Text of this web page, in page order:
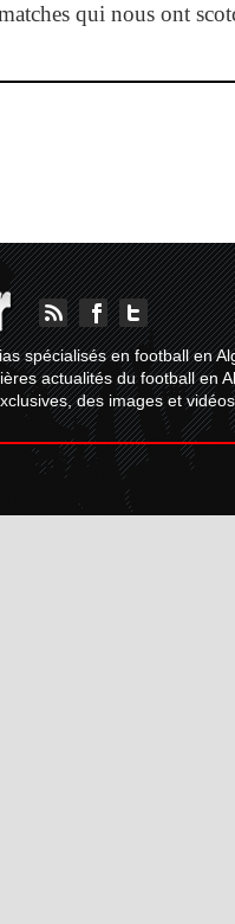
qui nous ont
spécialisés en football en
actualités du football en
des images et